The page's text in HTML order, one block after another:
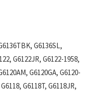
G6136SL,
G6122JR, G6122-1958,
G6120GA, G6120-
G6118T, G6118JR,